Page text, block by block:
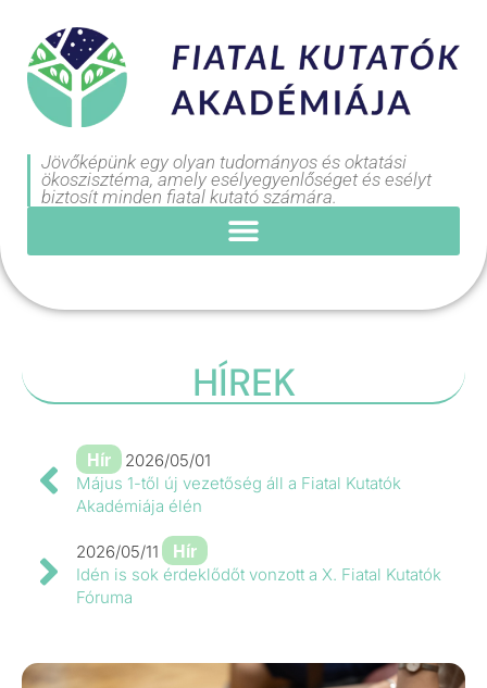
Jövőképünk egy olyan tudományos és oktatási
ökoszisztéma, amely esélyegyenlőséget és esélyt
biztosít minden fiatal kutató számára.
HÍREK
Hír
2026/05/01
Május 1-től új vezetőség áll a Fiatal Kutatók
Akadémiája élén
2026/05/11 Hír
Idén is sok érdeklődőt vonzott a X. Fiatal Kutatók
Fóruma